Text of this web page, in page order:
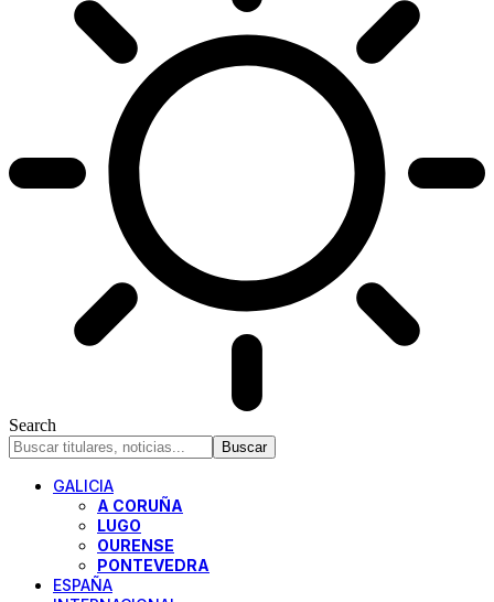
Search
GALICIA
A CORUÑA
LUGO
OURENSE
PONTEVEDRA
ESPAÑA